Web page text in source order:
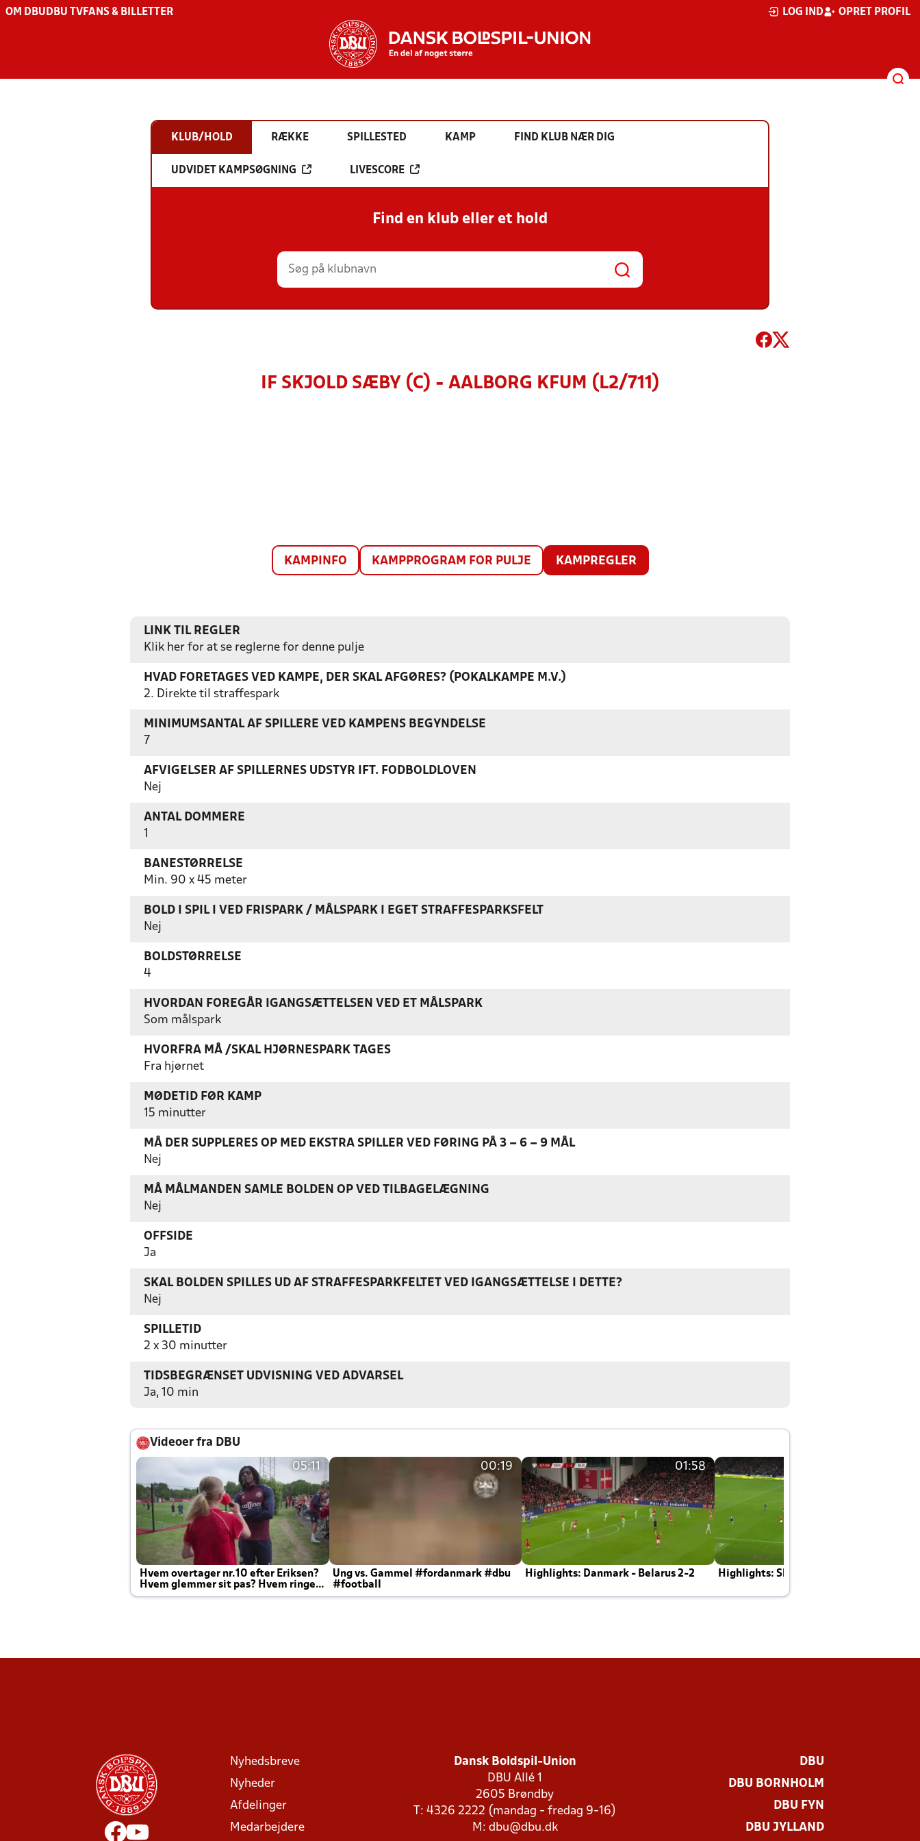
OM DBU DBU TV FANS & BILLETTER LOG IND OPRET PROFIL
KLUB/HOLD RÆKKE SPILLESTED KAMP FIND KLUB NÆR DIG
UDVIDET KAMPSØGNING LIVESCORE
Find en klub eller et hold
IF SKJOLD SÆBY (C) - AALBORG KFUM (L2/711)
KAMPINFO KAMPPROGRAM FOR PULJE KAMPREGLER
LINK TIL REGLER
Klik her for at se reglerne for denne pulje
HVAD FORETAGES VED KAMPE, DER SKAL AFGØRES? (POKALKAMPE M.V.)
2. Direkte til straffespark
MINIMUMSANTAL AF SPILLERE VED KAMPENS BEGYNDELSE
7
AFVIGELSER AF SPILLERNES UDSTYR IFT. FODBOLDLOVEN
Nej
ANTAL DOMMERE
1
BANESTØRRELSE
Min. 90 x 45 meter
BOLD I SPIL I VED FRISPARK / MÅLSPARK I EGET STRAFFESPARKSFELT
Nej
BOLDSTØRRELSE
4
HVORDAN FOREGÅR IGANGSÆTTELSEN VED ET MÅLSPARK
Som målspark
HVORFRA MÅ /SKAL HJØRNESPARK TAGES
Fra hjørnet
MØDETID FØR KAMP
15 minutter
MÅ DER SUPPLERES OP MED EKSTRA SPILLER VED FØRING PÅ 3 – 6 – 9 MÅL
Nej
MÅ MÅLMANDEN SAMLE BOLDEN OP VED TILBAGELÆGNING
Nej
OFFSIDE
Ja
SKAL BOLDEN SPILLES UD AF STRAFFESPARKFELTET VED IGANGSÆTTELSE I DETTE?
Nej
SPILLETID
2 x 30 minutter
TIDSBEGRÆNSET UDVISNING VED ADVARSEL
Ja, 10 min
Videoer fra DBU
05:11
Hvem overtager nr.10 efter Eriksen?
Hvem glemmer sit pas? Hvem ringer
Joachim altid til efter kampe?
00:19
Ung vs. Gammel #fordanmark #dbu
#football
01:58
Highlights: Danmark - Belarus 2-2 Highlights: Skotland - Danmark 4-2
Nyhedsbreve
Nyheder
Afdelinger
Medarbejdere
Dansk Boldspil-Union
DBU Allé 1
2605 Brøndby
T: 4326 2222 (mandag - fredag 9-16)
M: dbu@dbu.dk
DBU
DBU BORNHOLM
DBU FYN
DBU JYLLAND